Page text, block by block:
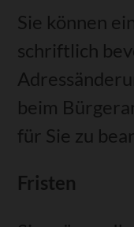
Sie können
schriftlich
beim
für Sie zu
Fristen